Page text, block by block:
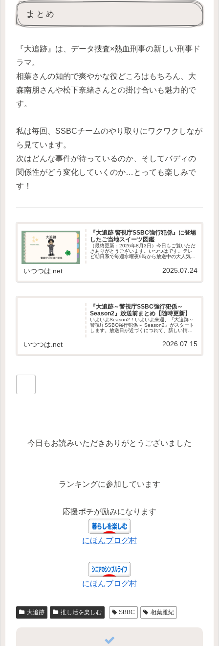
まとめ
『大追跡』は、データ捜査×熱血刑事の新しい刑事ド
ラマ。
相葉さんの知的で爽やかな役どころはもちろん、大
森南朋さんや松下奈緒さんとの掛け合いも魅力的で
す。
私は毎回、SSBCチームのやり取りにワクワクしなが
ら見ています。
次はどんな事件が待っているのか、そしてバディの
関係性がどう変化していくのか…とっても楽しみで
す！
『大追跡 警視庁SSBC強行犯係』に登場
したご当地スイーツ図鑑
（最終更新：2026年8月3日）今日もご覧いただ
きありがとうございます。いつつはです。テレ
ビ朝日系で毎週水曜夜9時から放送中の大人気ド
ストーリー展開と魅力的なキャラクターに加
いつつは.net 2025.07.24
『大追跡～警視庁SSBC強行犯係～
Season2』放送前まとめ【随時更新】
いよいよSeason2！いよいよ来週、『大追跡～
警視庁SSBC強行犯係～ Season2』がスタート
します。放送日が近づくにつれて、新しい情報
題歌、最新映像を見ていると、「いよいよ始ま
いつつは.net 2026.07.15
今日もお読みいただきありがとうございました
ランキングに参加しています
応援ポチが励みになります
にほんブログ村
にほんブログ村
大追跡 推し活を楽しむ SBBC 相葉雅紀